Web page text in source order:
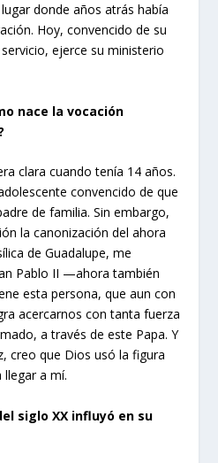
donde años atrás había
Hoy, convencido de su
ejerce su ministerio
nace la vocación
clara cuando tenía 14 años.
convencido de que
de familia. Sin embargo,
la canonización del ahora
de Guadalupe, me
Pablo II —ahora también
esta persona, que aun con
acercarnos con tanta fuerza
a través de este Papa. Y
creo que Dios usó la figura
llegar a mí.
siglo XX influyó en su